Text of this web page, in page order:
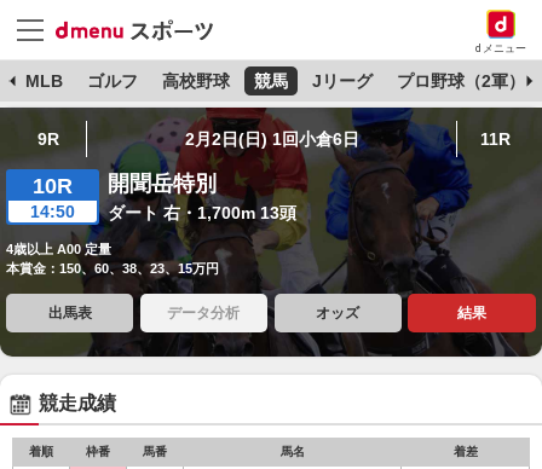
dメニュー
MLB ゴルフ 高校野球 競馬 Jリーグ プロ野球（2軍）
9R 2月2日(日) 1回小倉6日 11R
10R
14:50
開聞岳特別
ダート 右・1,700m 13頭
4歳以上 A00 定量
本賞金：150、60、38、23、15万円
出馬表 データ分析 オッズ 結果
競走成績
着順 枠番 馬番 馬名 着差